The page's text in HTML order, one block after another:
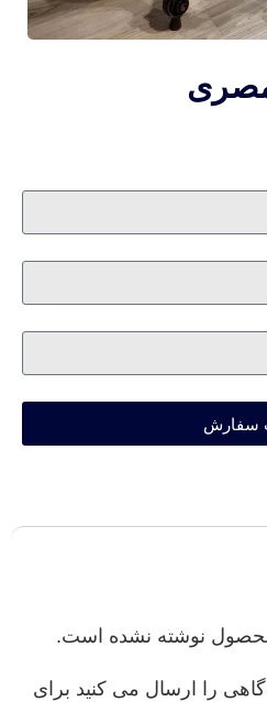
مصری
سفارش
محصول نوشته نشده است.
را ارسال می کنید برای